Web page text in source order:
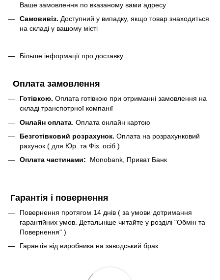
Ваше замовлення по вказаному вами адресу
Самовивіз. Доступний у випадку, якщо товар знаходиться
на складі у вашому місті
Більше інформації про доставку
Оплата замовлення
Готівкою. Оплата готівкою при отриманні замовлення на
складі транспотрної компанії
Онлайн оплата . Оплата онлайн картою
Безготівковий розрахунок. Оплата на розрахунковий
рахунок ( для Юр. та Фіз. осіб )
Оплата частинами: Monobank, Приват Банк
Гарантія і повернення
Повернення протягом 14 днів ( за умови дотримання
гарантійних умов. Детальніше читайте у розділі "Обмін та
Повернення" )
Гарантія від виробника на заводський брак